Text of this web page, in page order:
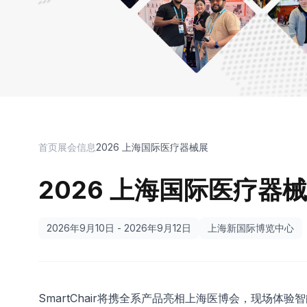
首页展会信息2026 上海国际医疗器械展
2026 上海国际医疗器
2026年9月10日 - 2026年9月12日 上海新国际博览中心
SmartChair将携全系产品亮相上海医博会，现场体验